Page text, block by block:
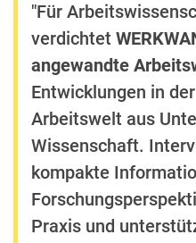
"Für
verdichtet
angewandte
Entwicklungen in
Arbeitswelt aus
Wissenschaft.
kompakte
Praxis und